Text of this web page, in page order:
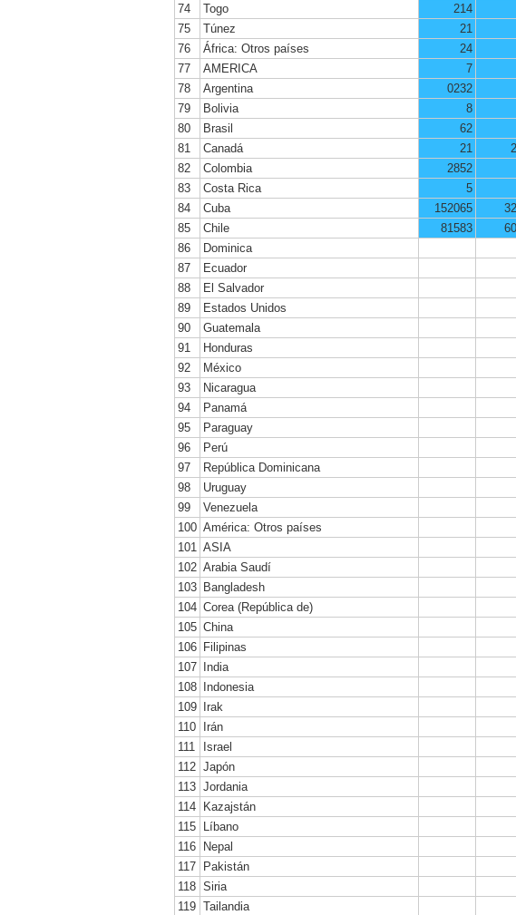
74
Togo 214
75
Túnez 21
76
África: Otros países 24
77
AMERICA 7
78
Argentina 0232
79
Bolivia 8
80
Brasil 62
81
Canadá 21
82
Colombia 2852
83
Costa Rica 5
84
Cuba 152065
85
Chile 81583
86
Dominica
87
Ecuador
88
El Salvador
89
Estados Unidos
90
Guatemala
91
Honduras
92
México
93
Nicaragua
94
Panamá
95
Paraguay
96
Perú
97
República Dominicana
98
Uruguay
99
Venezuela
100 América: Otros países
101 ASIA
102 Arabia Saudí
103 Bangladesh
104 Corea (República de)
105 China
106 Filipinas
107 India
108 Indonesia
109 Irak
110 Irán
111
Israel
112 Japón
113 Jordania
114 Kazajstán
115 Líbano
116 Nepal
117 Pakistán
118 Siria
119 Tailandia